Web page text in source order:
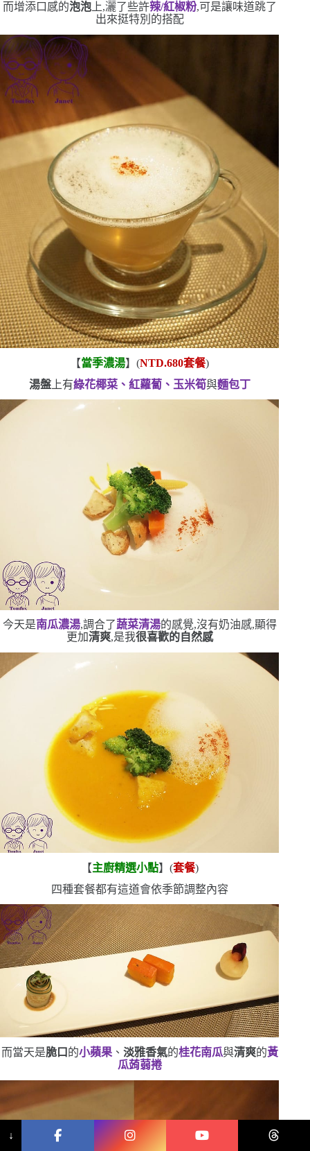
而增添口感的泡泡上,灑了些許辣/紅椒粉,可是讓味道跳了
出來挺特別的搭配
【當季濃湯】(NTD.680套餐)
湯盤上有綠花椰菜、紅蘿蔔、玉米筍與麵包丁
今天是南瓜濃湯,調合了蔬菜清湯的感覺,沒有奶油感,顯得
更加清爽,是我很喜歡的自然感
【主廚精選小點】 (套餐)
四種套餐都有這道會依季節調整內容
而當天是脆口 的小蘋果、 淡雅香氣的桂花南瓜與清爽的黃
瓜蒟蒻捲
↓